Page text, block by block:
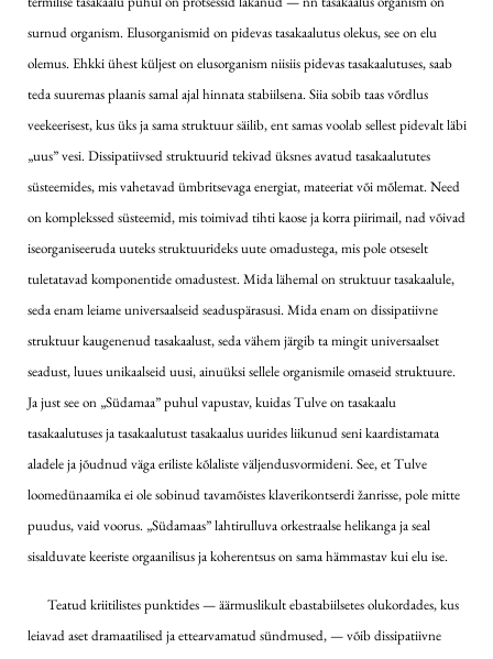
surnud organism. Elusorganismid on pidevas tasakaalutus olekus, see on elu
olemus. Ehkki ühest küljest on elusorganism niisiis pidevas tasakaalutuses, saab
teda suuremas plaanis samal ajal hinnata stabiilsena. Siia sobib taas võrdlus
veekeerisest, kus üks ja sama struktuur säilib, ent samas voolab sellest pidevalt läbi
„uus” vesi. Dissipatiivsed struktuurid tekivad üksnes avatud tasakaalututes
süsteemides, mis vahetavad ümbritsevaga energiat, mateeriat või mõlemat. Need
on komplekssed süsteemid, mis toimivad tihti kaose ja korra piirimail, nad võivad
iseorganiseeruda uuteks struktuurideks uute omadustega, mis pole otseselt
tuletatavad komponentide omadustest. Mida lähemal on struktuur tasakaalule,
seda enam leiame universaalseid seaduspärasusi. Mida enam on dissipatiivne
struktuur kaugenenud tasakaalust, seda vähem järgib ta mingit universaalset
seadust, luues unikaalseid uusi, ainuüksi sellele organismile omaseid struktuure.
Ja just see on „Südamaa” puhul vapustav, kuidas Tulve on tasakaalu
tasakaalutuses ja tasakaalutust tasakaalus uurides liikunud seni kaardistamata
aladele ja jõudnud väga eriliste kõlaliste väljendusvormideni. See, et Tulve
loomedünaamika ei ole sobinud tavamõistes klaverikontserdi žanrisse, pole mitte
puudus, vaid voorus. „Südamaas” lahtirulluva orkestraalse helikanga ja seal
sisalduvate keeriste orgaanilisus ja koherentsus on sama hämmastav kui elu ise.
Teatud kriitilistes punktides — äärmuslikult ebastabiilsetes olukordades, kus
leiavad aset dramaatilised ja ettearvamatud sündmused, — võib dissipatiivne